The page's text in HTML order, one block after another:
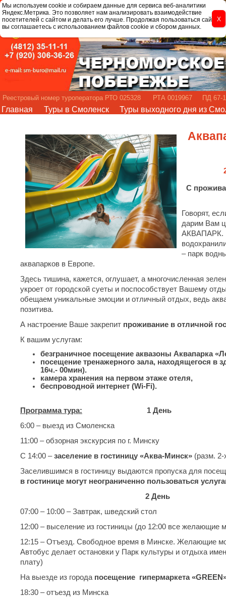
Реестровый номер туроператора РТО 025328 РТА 0019967 ПД 67-
Главная Туры в Смоленск Туры выходного дня из
С
Говорят,
дарим Вам
АКВАПАРК.
– парк
аквапарков в Европе.
Здесь тишина, кажется, оглушает, а многочисленная
укроет от городской суеты и поспособствует Вашему
обещаем уникальные эмоции и отличный отдых, ведь
позитива.
А настроение Ваше закрепит проживание в отличной
К вашим услугам:
безграничное посещение аквазоны Аквапарка
посещение тренажерного зала, находящегося в
16ч.- 00мин).
камера хранения на первом этаже отеля,
беспроводной интернет (Wi-Fi).
Программа тура:
1 День
6:00 – выезд из Смоленска
11:00 – обзорная экскурсия по г. Минску
С 14:00 –заселение в гостиницу «Аква-Минск» (разм. 2-
Заселившимся в гостиницу выдаются пропуска для
в гостинице могут неограниченно пользоваться
2 День
07:00 – 10:00 – Завтрак, шведский стол
12:00 – выселение из гостиницы (до 12:00 все желающие
12:15 – Отъезд. Свободное время в Минске. Желающие
Автобус делает остановки у Парк культуры и отдыха
плату)
На выезде из города посещение гипермаркета «
18:30 – отъезд из Минска
Мы используем cookie и собираем данные для сервиса веб-аналитики
Яндекс.Метрика. Это позволяет нам анализировать взаимодействие
посетителей с сайтом и делать его лучше. Продолжая пользоваться сайтом,
вы соглашаетесь с использованием файлов cookie и сбором данных.